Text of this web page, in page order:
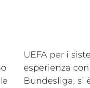
UEFA per i
esperienza
Bundesliga, si